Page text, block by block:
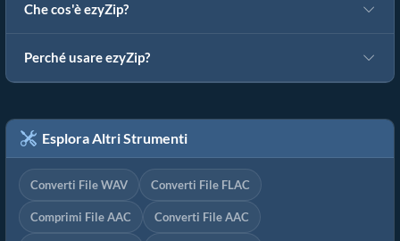
Che cos'è ezyZip?
Perché usare ezyZip?
Esplora Altri Strumenti
Converti File WAV Converti File FLAC
Comprimi File AAC Converti File AAC